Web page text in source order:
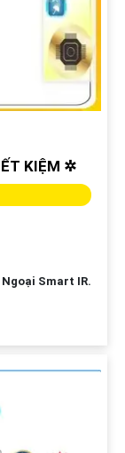
VPH-3655AI
VPH-322-
4k VPH-C409
KIỆM ✲
Smart IR.